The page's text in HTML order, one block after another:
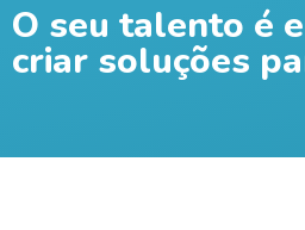
O seu talento é
criar soluções